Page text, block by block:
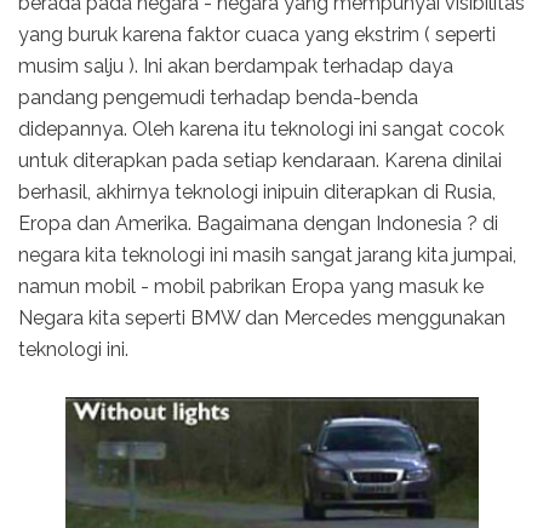
yang buruk karena faktor cuaca yang ekstrim ( seperti
musim salju ). Ini akan berdampak terhadap daya
pandang pengemudi terhadap benda-benda
didepannya. Oleh karena itu teknologi ini sangat cocok
untuk diterapkan pada setiap kendaraan. Karena dinilai
berhasil, akhirnya teknologi inipuin diterapkan di Rusia,
Eropa dan Amerika. Bagaimana dengan Indonesia ? di
negara kita teknologi ini masih sangat jarang kita jumpai,
namun mobil - mobil pabrikan Eropa yang masuk ke
Negara kita seperti BMW dan Mercedes menggunakan
teknologi ini.